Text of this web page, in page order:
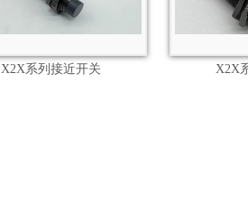
X2X系列接近开关 X2X